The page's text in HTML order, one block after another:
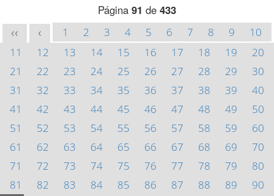
Página 91 de 433
<< < 1 2 3 4 5 6 7 8 9
10
11
12 13 14 15 16 17 18 19
20
21
22 23 24 25 26 27 28 29
30
31
32 33 34 35 36 37 38 39
40
41
42 43 44 45 46 47 48 49
50
51
52 53 54 55 56 57 58 59
60
61
62 63 64 65 66 67 68 69
70
71
72 73 74 75 76 77 78 79
80
81
82 83 84 85 86 87 88 89
90